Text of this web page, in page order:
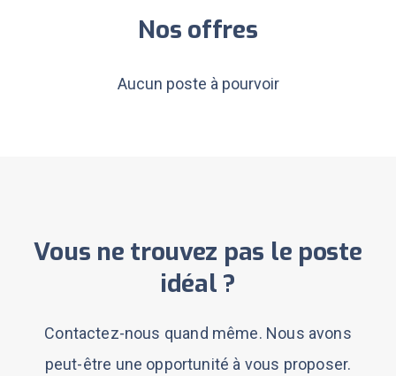
Nos offres
Aucun poste à pourvoir
Vous ne trouvez pas le poste
idéal ?
Contactez-nous quand même. Nous avons
peut-être une opportunité à vous proposer.